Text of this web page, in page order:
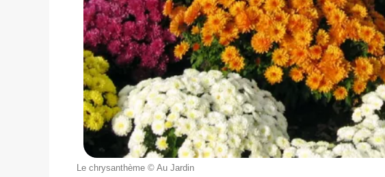
Le chrysanthème © Au Jardin